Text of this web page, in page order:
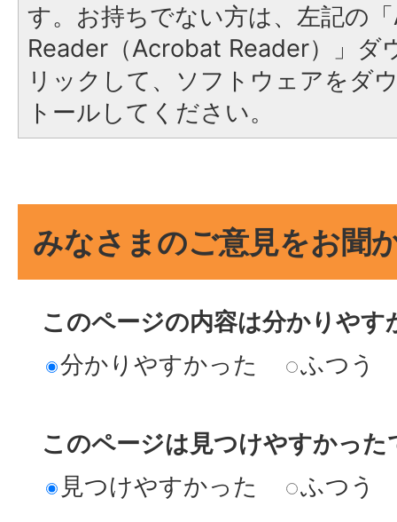
す。お持ちでない方は、左記の
Reader（Acrobat Reader）」ダ
リックして、ソフトウェアをダ
トールしてください。
みなさまのご意見をお聞
このページの内容は分かりやす
分かりやすかった
ふつう
このページは見つけやすかった
見つけやすかった
ふつう